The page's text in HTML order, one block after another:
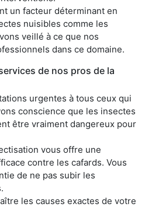
un facteur déterminant en
nuisibles comme les
veillé à ce que nos
dans ce domaine.
de nos pros de la
urgentes à tous ceux qui
conscience que les insectes
être vraiment dangereux pour
vous offre une
contre les cafards. Vous
de ne pas subir les
les causes exactes de votre